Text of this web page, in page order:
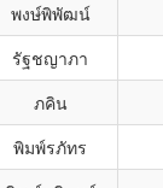
พงษ์พิพัฒน์
รัฐชญาภา
ภคิน
พิมพ์รภัทร